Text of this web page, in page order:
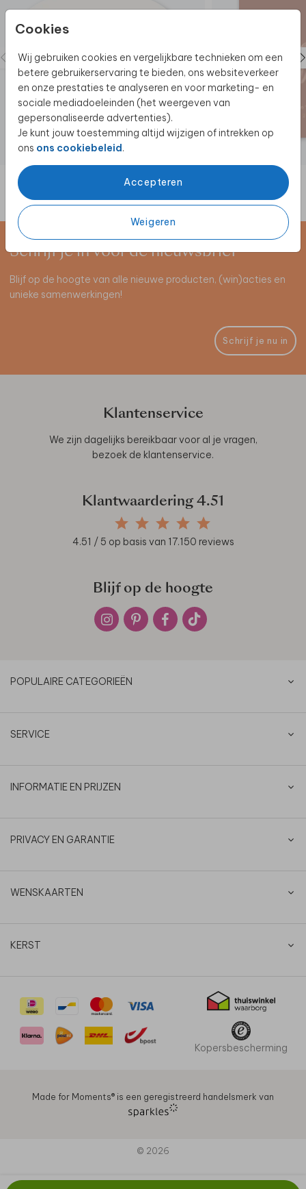
Cookies
Wij gebruiken cookies en vergelijkbare technieken om een
betere gebruikerservaring te bieden, ons websiteverkeer
en onze prestaties te analyseren en voor marketing- en
sociale mediadoeleinden (het weergeven van
gepersonaliseerde advertenties).
Je kunt jouw toestemming altijd wijzigen of intrekken op
ons ons cookiebeleid.
Accepteren
Weigeren
geboortekaartje. Super gaaf voor aan de muur,
aan.
Schrijf je in voor de nieuwsbrief
Blijf op de hoogte van alle nieuwe producten, (win)acties en
unieke samenwerkingen!
Schrijf je nu in
Klantenservice
We zijn dagelijks bereikbaar voor al je vragen,
bezoek de klantenservice.
Klantwaardering 4.51
4.51 / 5 op basis van 17.150 reviews
Blijf op de hoogte
POPULAIRE CATEGORIEËN
SERVICE
INFORMATIE EN PRIJZEN
PRIVACY EN GARANTIE
WENSKAARTEN
KERST
Kopersbescherming
Made for Moments®️ is een geregistreerd handelsmerk van
© 2026